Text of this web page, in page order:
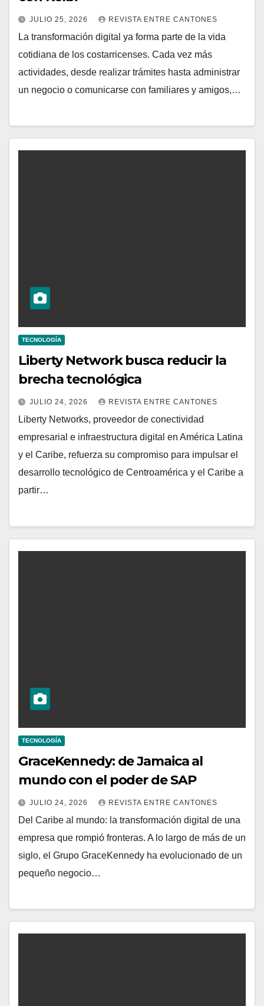
JULIO 25, 2026 REVISTA ENTRE CANTONES
La transformación digital ya forma parte de la vida
cotidiana de los costarricenses. Cada vez más
actividades, desde realizar trámites hasta administrar
un negocio o comunicarse con familiares y amigos,…
TECNOLOGÍA
Liberty Network busca reducir la
brecha tecnológica
JULIO 24, 2026 REVISTA ENTRE CANTONES
Liberty Networks, proveedor de conectividad
empresarial e infraestructura digital en América Latina
y el Caribe, refuerza su compromiso para impulsar el
desarrollo tecnológico de Centroamérica y el Caribe a
partir…
TECNOLOGÍA
GraceKennedy: de Jamaica al
mundo con el poder de SAP
JULIO 24, 2026 REVISTA ENTRE CANTONES
Del Caribe al mundo: la transformación digital de una
empresa que rompió fronteras. A lo largo de más de un
siglo, el Grupo GraceKennedy ha evolucionado de un
pequeño negocio…